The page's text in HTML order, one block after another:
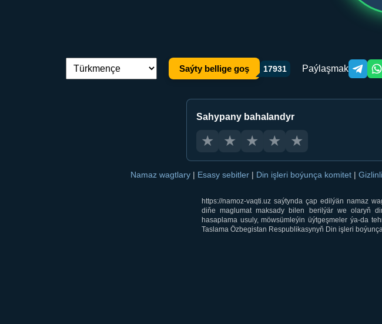
Dil çalşyryş: Saýty bellige goş 17931 Paýlaşmak
Sahypany bahalandyr
★ ★ ★ ★ ★
Namaz wagtlary | Esasy sebitler | Din işleri boýunça komitet |
https://namoz-vaqti.uz saýtynda çap edilýän namaz
diňe maglumat maksady bilen berilýär we olaryň
hasaplama usuly, möwsümleýin üýtgeşmeler ýa-da
Taslama Özbegistan Respublikasynyň Din işleri